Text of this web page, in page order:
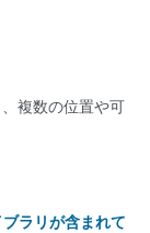
複数の位置や可
ラリが含まれて